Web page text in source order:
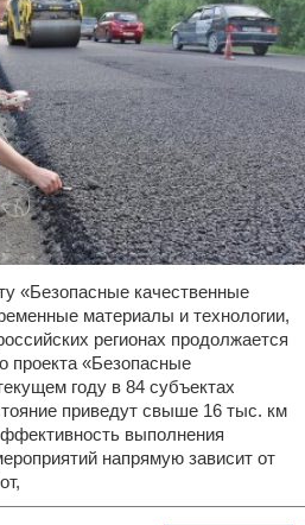
«Безопасные качественные
материалы и технологии,
регионах продолжается
проекта «Безопасные
году в 84 субъектах
приведут свыше 16 тыс. км
выполнения
напрямую зависит от